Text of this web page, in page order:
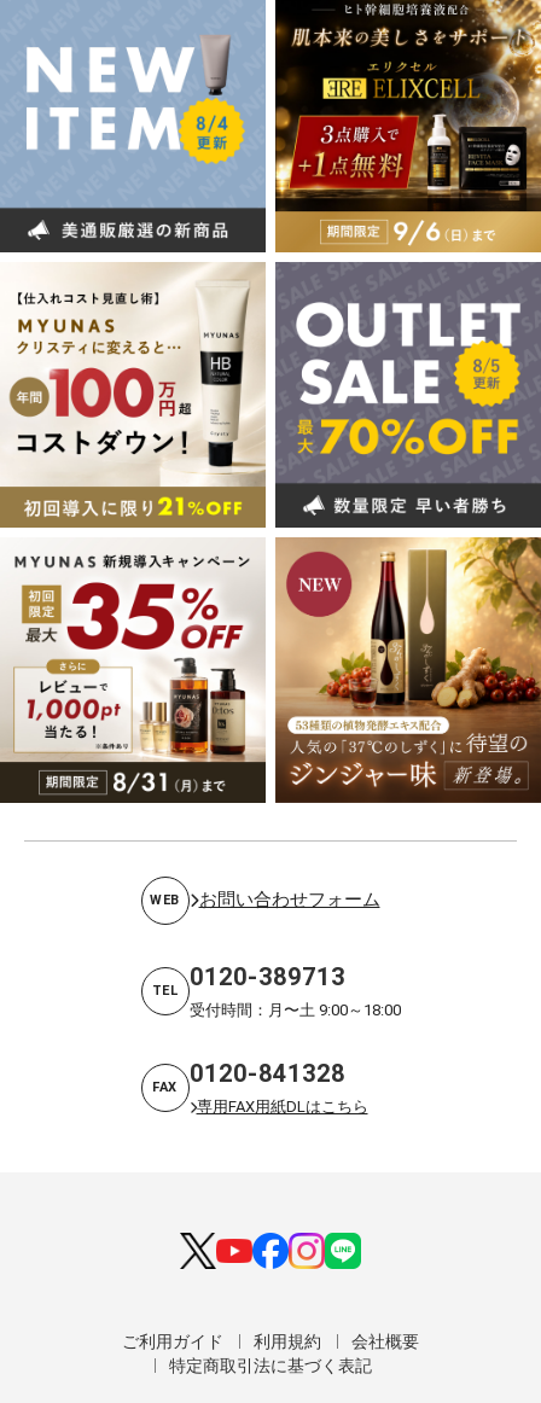
WEB お問い合わせフォーム
TEL 0120-389713
受付時間：月〜土 9:00～18:00
FAX 0120-841328
専用FAX用紙DLはこちら
ご利用ガイド 利用規約
会社概要
特定商取引法に基づく表記